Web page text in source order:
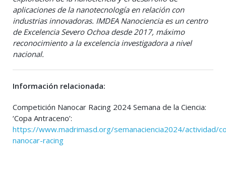
aplicaciones de la nanotecnología en relación con
industrias innovadoras. IMDEA Nanociencia es un centro
de Excelencia Severo Ochoa desde 2017, máximo
reconocimiento a la excelencia investigadora a nivel
nacional.
Información relacionada:
Competición Nanocar Racing 2024 Semana de la Ciencia:
‘Copa Antraceno’:
https://www.madrimasd.org/semanaciencia2024/actividad/
nanocar-racing